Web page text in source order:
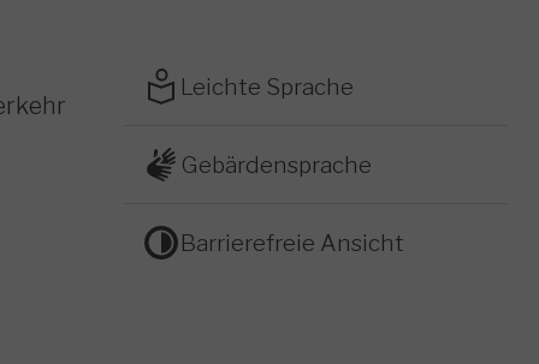
Leichte Sprache
Gebärdensprache
Barrierefreie Ansicht